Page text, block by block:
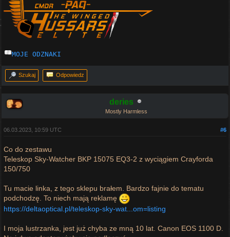
MOJE ODZNAKI
Szukaj Odpowiedz
deries
Mostly Harmless
#6
06.03.2023, 10:59 UTC
Co do zestawu
Teleskop Sky-Watcher BKP 15075 EQ3-2 z wyciągiem Crayforda
150/750
Tu macie linka, z tego sklepu brałem. Bardzo fajnie do tematu
podchodzę. To niech mają reklamę
https://deltaoptical.pl/teleskop-sky-wat...om=listing
I moja lustrzanka, jest już chyba ze mną 10 lat. Canon EOS 1100 D.